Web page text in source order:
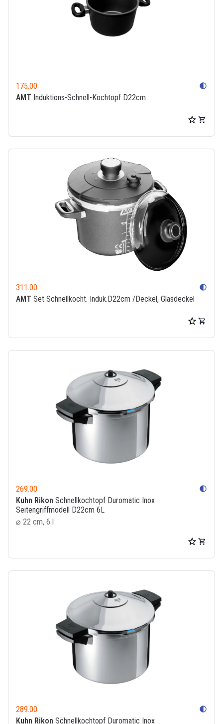
175.00 contrast
AMT Induktions-Schnell-Kochtopf D22cm
311.00 contrast
AMT Set Schnellkocht. Induk.D22cm /Deckel, Glasdeckel
269.00 contrast
Kuhn Rikon Schnellkochtopf Duromatic Inox
Seitengriffmodell D22cm 6L
⌀ 22 cm, 6 l
289.00 contrast
Kuhn Rikon Schnellkochtopf Duromatic Inox